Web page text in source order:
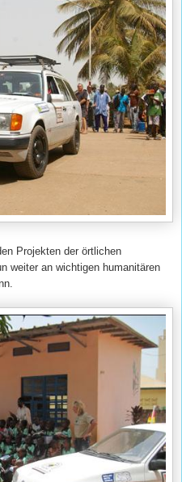
Projekten der örtlichen
weiter an wichtigen humanitären